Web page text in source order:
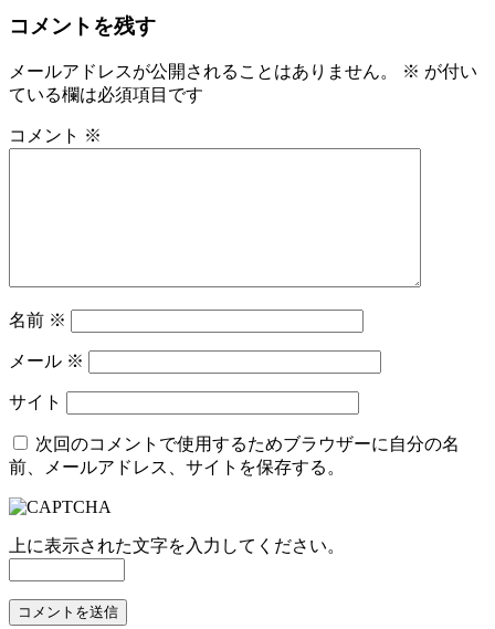
コメントを残す
メールアドレスが公開されることはありません。 ※ が付い
ている欄は必須項目です
コメント ※
名前 ※
メール ※
サイト
次回のコメントで使用するためブラウザーに自分の名
前、メールアドレス、サイトを保存する。
上に表示された文字を入力してください。